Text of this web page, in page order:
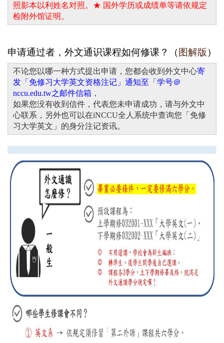
照影本以利姓名对照。★ 国外学历或成绩单等请依规定
检附外馆证明。
申请通过者，外文通识课程如何修课？（图解版 ）
不论您以哪一种方式提出申请，您都会收到外文中心寄
发「免修习大学英文资格注记」通知至「学号＠
nccu.edu.tw之邮件信箱 ，
如果您没有收到信件，代表您未申请成功，请与外文中
心联系， 另外也可以在iNCCU全人系统中查询您「免修
习大学英文」的身分注记资讯。